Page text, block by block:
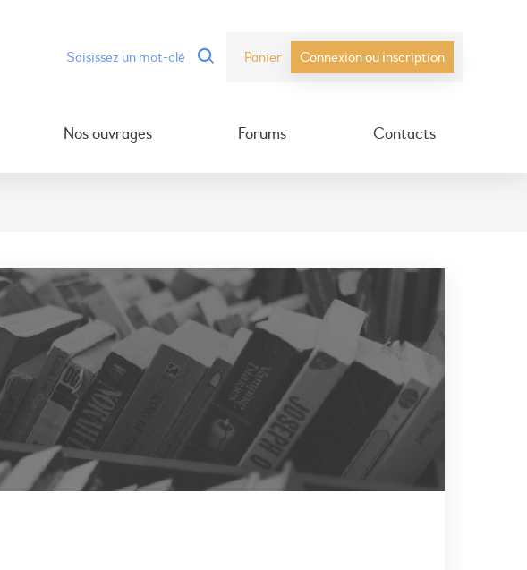
Panier Connexion ou inscription
Nos ouvrages Forums Contacts